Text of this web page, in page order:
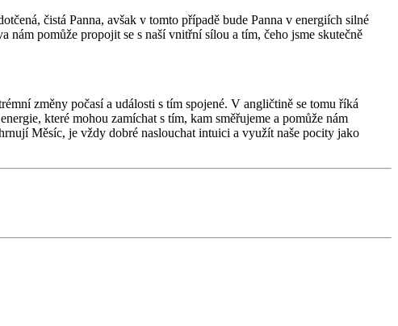
čistá Panna, avšak v tomto případě bude Panna v energiích silné
nám pomůže propojit se s naší vnitřní sílou a tím, čeho jsme skutečně
změny počasí a události s tím spojené. V angličtině se tomu říká
které mohou zamíchat s tím, kam směřujeme a pomůže nám
Měsíc, je vždy dobré naslouchat intuici a využít naše pocity jako